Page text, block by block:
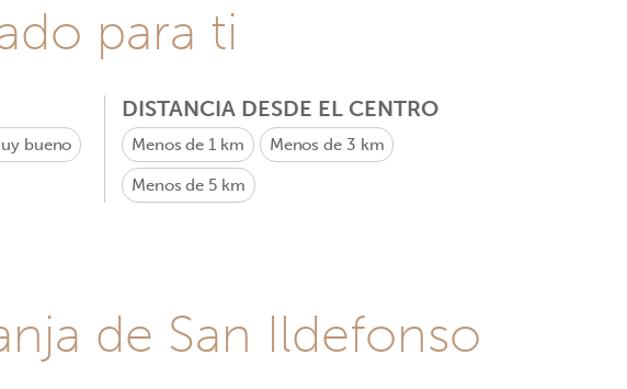
para ti
bueno
DISTANCIA DESDE EL CENTRO
Menos de 1 km Menos de 3 km
Menos de 5 km
de San Ildefonso